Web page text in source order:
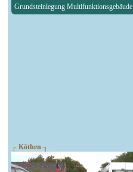
Grundsteinlegung Multifunktionsgebäude
┌ Köthen ┐